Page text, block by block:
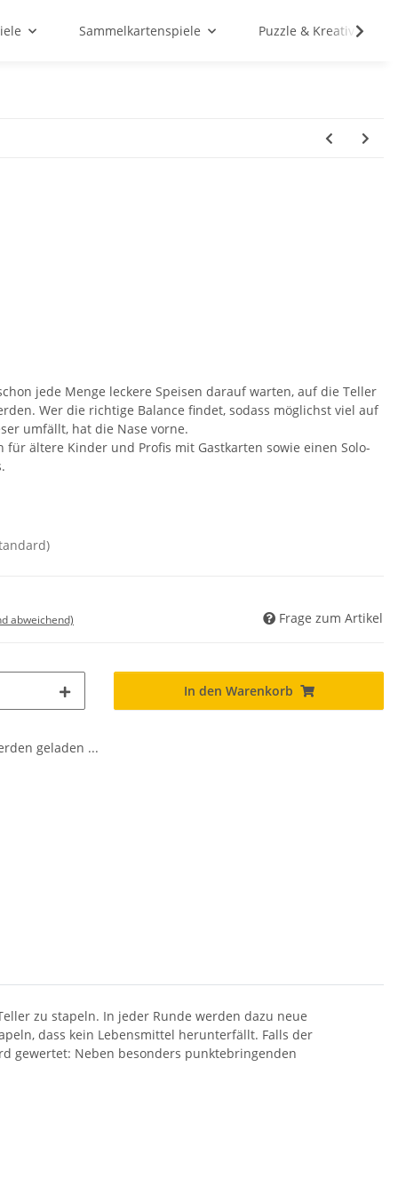
Sammelkartenspiele Puzzle & Kreativ
jede Menge leckere Speisen darauf warten, auf die Teller
Wer die richtige Balance findet, sodass möglichst viel auf
umfällt, hat die Nase vorne.
für ältere Kinder und Profis mit Gastkarten sowie einen Solo-
abweichend) Frage zum Artikel
In den Warenkorb
geladen ...
zu stapeln. In jeder Runde werden dazu neue
dass kein Lebensmittel herunterfällt. Falls der
gewertet: Neben besonders punktebringenden